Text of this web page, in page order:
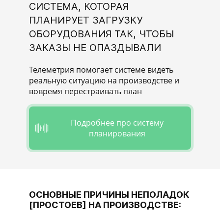
СИСТЕМА, КОТОРАЯ
ПЛАНИРУЕТ ЗАГРУЗКУ
ОБОРУДОВАНИЯ ТАК, ЧТОБЫ
ЗАКАЗЫ НЕ ОПАЗДЫВАЛИ
Телеметрия помогает системе видеть
реальную ситуацию на производстве и
вовремя перестраивать план
Подробнее про систему
планирования
ОСНОВНЫЕ ПРИЧИНЫ НЕПОЛАДОК
[ПРОСТОЕВ] НА ПРОИЗВОДСТВЕ: